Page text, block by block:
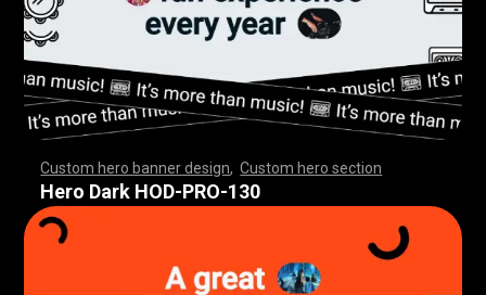
Custom hero banner design ,Custom hero section
,,,,,,,,,,,,,,,,,,,,,,,,,,,,,, ,,,,,,,,,,,,,,,,,,,,,,,
,,,,,,,,,,,,,,,,,,,,,,,,,,,,,, ,,,,,,,,,,,,,,,,,,,,,,
Hero Dark HOD-PRO-130